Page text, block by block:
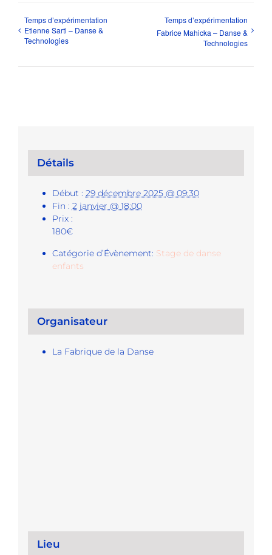
Temps d’expérimentation
Etienne Sarti – Danse &
Technologies
Temps d’expérimentation
Fabrice Mahicka – Danse &
Technologies
Détails
Début : 29 décembre 2025 @ 09:30
Fin : 2 janvier @ 18:00
Prix :
180€
Catégorie d’Évènement: Stage de danse
enfants
Organisateur
La Fabrique de la Danse
Lieu